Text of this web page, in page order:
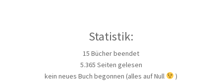
Statistik:
15 Bücher beendet
5.365 Seiten gelesen
kein neues Buch begonnen (alles auf Null
)